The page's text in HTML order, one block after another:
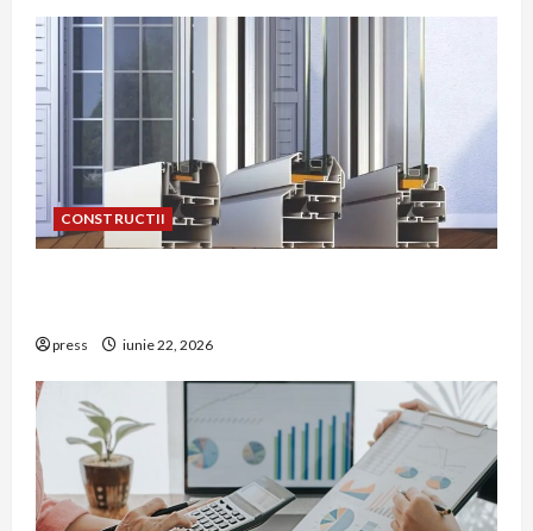
CONSTRUCTII
press iunie 22, 2026